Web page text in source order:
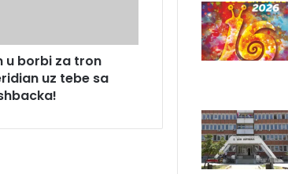
u borbi za tron
uz tebe sa